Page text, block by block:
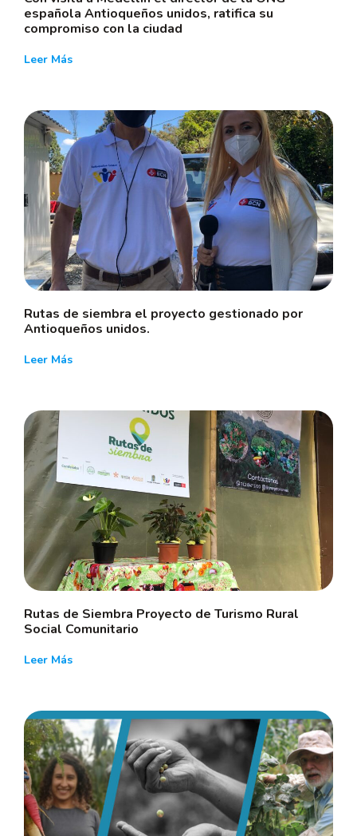
española Antioqueños unidos, ratifica su
compromiso con la ciudad
Leer Más
Rutas de siembra el proyecto gestionado por
Antioqueños unidos.
Leer Más
Rutas de Siembra Proyecto de Turismo Rural
Social Comunitario
Leer Más